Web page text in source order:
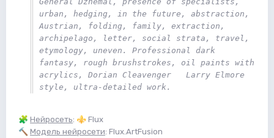
urban, hedging, in the future, abstraction,
Austrian, folding, family, extraction,
archipelago, letter, social strata, travel,
etymology, uneven. Professional dark
fantasy, rough brushstrokes, oil paints with
acrylics, Dorian Cleavenger   Larry Elmore
style, ultra-detailed work.
🧩 Нейросеть: ⚜️ Flux
🔨 Модель нейросети: Flux.ArtFusion